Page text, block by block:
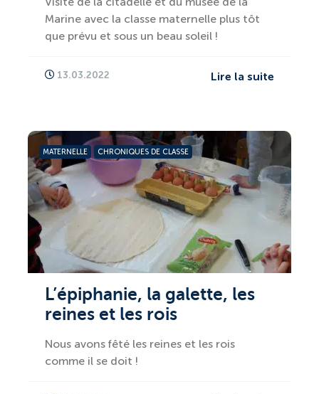
Marine avec la classe maternelle plus tôt
que prévu et sous un beau soleil !
13.03.2022 Lire la suite
MATERNELLE CHRONIQUES DE CLASSE
L’épiphanie, la galette, les
reines et les rois
Nous avons fêté les reines et les rois
comme il se doit !